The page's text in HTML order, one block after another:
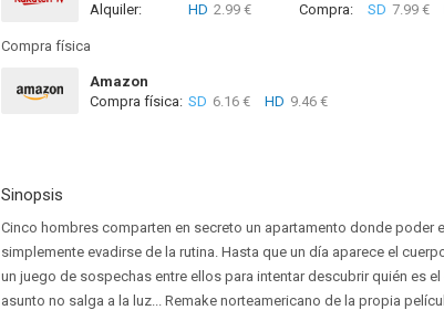
Alquiler:
HD 2.99 € Compra: SD 7.99 €
Compra física
Amazon
Compra física: SD 6.16 € HD 9.46 €
Sinopsis
Cinco hombres comparten en secreto un apartamento donde poder
simplemente evadirse de la rutina. Hasta que un día aparece el
un juego de sospechas entre ellos para intentar descubrir quién es
asunto no salga a la luz... Remake norteamericano de la propia